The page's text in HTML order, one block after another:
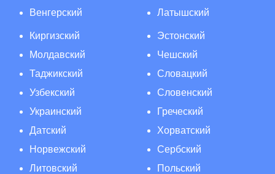
Венгерский
Латышский
Киргизский
Молдавский
Таджикский
Узбекский
Украинский
Датский
Норвежский
Литовский
Эстонский
Чешский
Словацкий
Словенский
Греческий
Хорватский
Сербский
Польский